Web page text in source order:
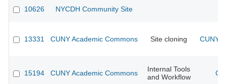
10626 NYCDH Community Site
13331 CUNY Academic Commons Site cloning CUNY
15194 CUNY Academic Commons
Internal Tools
and Workflow